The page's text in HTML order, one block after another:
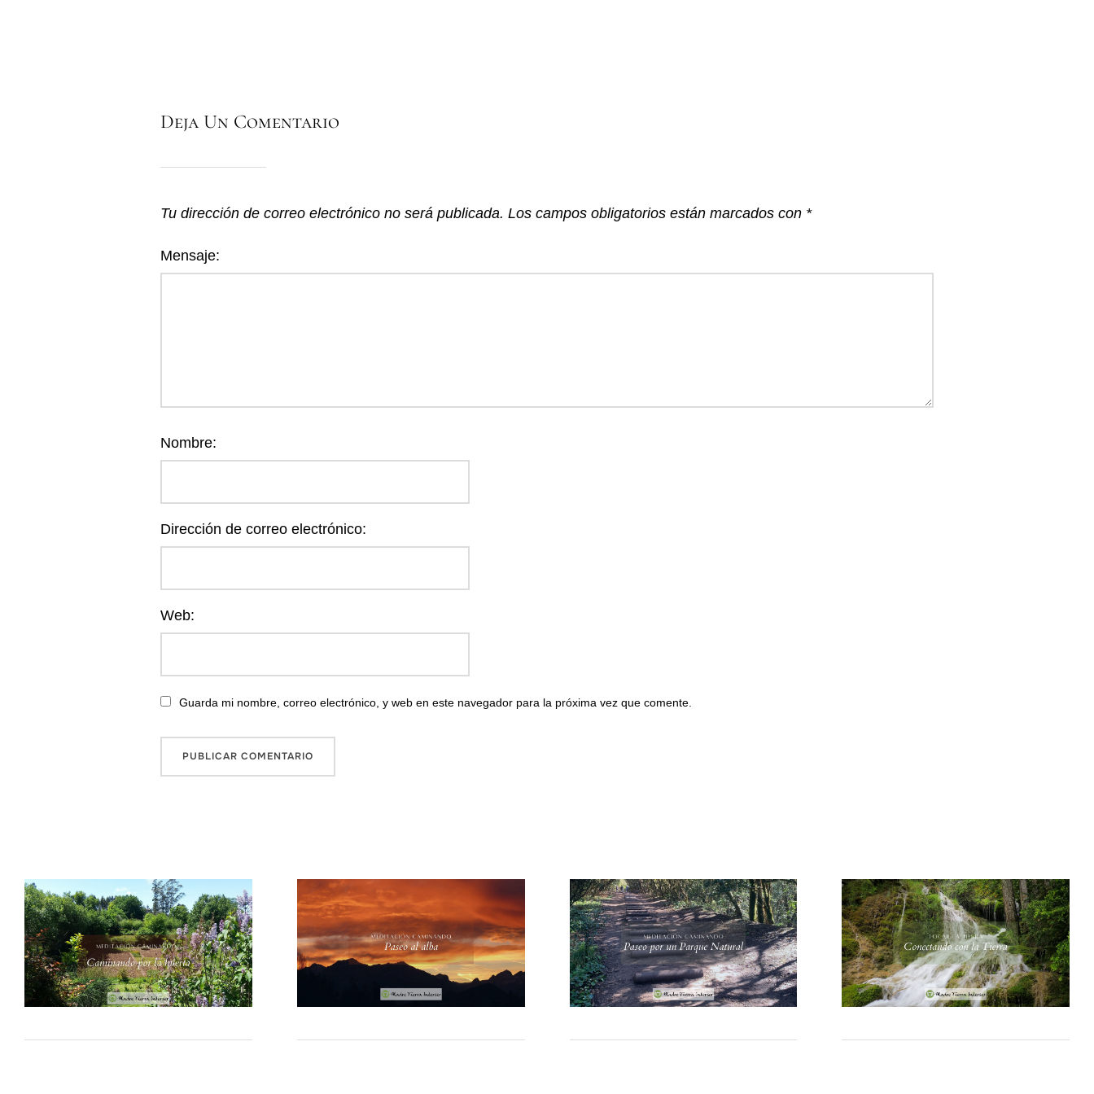
Deja Un Comentario
Tu dirección de correo electrónico no será publicada. Los campos obligatorios están marcados con *
Mensaje:
Nombre:
Dirección de correo electrónico:
Web:
Guarda mi nombre, correo electrónico, y web en este navegador para la próxima vez que comente.